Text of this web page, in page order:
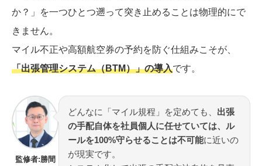
か？」を一つひとつ遡って突き止めることは物理的にで
きません。
マイル不正や高額航空券の予約を防ぐ仕組みこそが、
「出張管理システム（BTM）」の導入です。
監修者:勝間
どんなに「マイル規程」を定めても、 出張
の手配自体を社員個人に任せていては、ル
ールを100%守らせることは不可能に近いの
が現実です。